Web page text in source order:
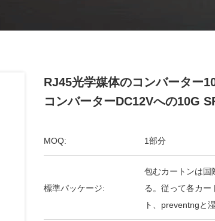
RJ45光学媒体のコンバーター
コンバーターDC12Vへの10G
MOQ: 1部分
標準パッケージ:
包むカートンは国
る。従って各カー
ト、preventngと